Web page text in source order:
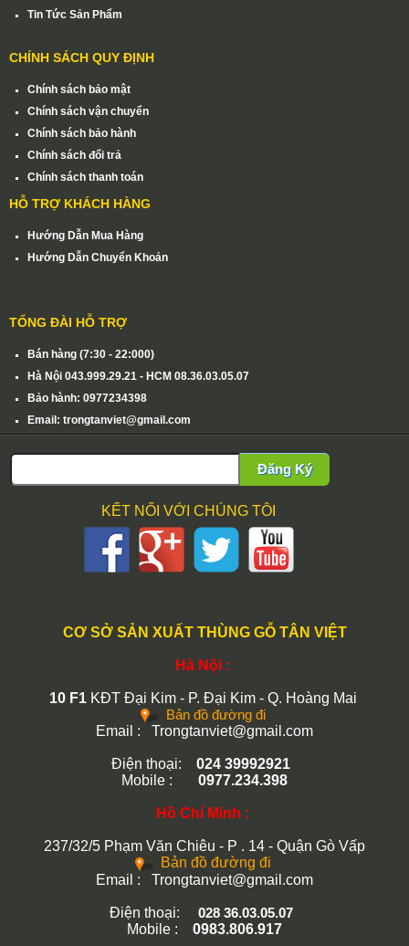
Tin Tức Sản Phẩm
CHÍNH SÁCH QUY ĐỊNH
Chính sách bảo mật
Chính sách vận chuyển
Chính sách bảo hành
Chính sách đổi trả
Chính sách thanh toán
HỖ TRỢ KHÁCH HÀNG
Hướng Dẫn Mua Hàng
Hướng Dẫn Chuyển Khoản
TỔNG ĐÀI HỖ TRỢ
Bán hàng (7:30 - 22:000)
Hà Nội 043.999.29.21 - HCM 08.36.03.05.07
Bảo hành: 0977234398
Email: trongtanviet@gmail.com
Đăng Ký
KẾT NỐI VỚI CHÚNG TÔI
CƠ SỞ SẢN XUẤT THÙNG GỖ TÂN VIỆT
Hà Nội :
10 F1KĐT Đại Kim - P. Đại Kim - Q. Hoàng Mai
Bản đồ đường đi
Email : Trongtanviet@gmail.com
Điện thoại: 024 39992921
Mobile : 0977.234.398
Hồ Chí Minh :
237/32/5 Phạm Văn Chiêu - P . 14 - Quận Gò Vấp
Bản đồ đường đi
Email :
Trongtanviet@gmail.com
Điện thoại: 028 36.03.05.07
Mobile :
0983.806.917